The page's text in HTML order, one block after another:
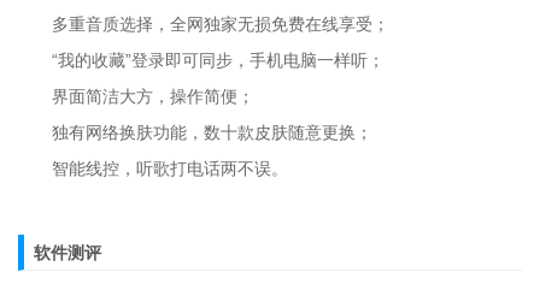
多重音质选择，全网独家无损免费在线享受；
“我的收藏”登录即可同步，手机电脑一样听；
界面简洁大方，操作简便；
独有网络换肤功能，数十款皮肤随意更换；
智能线控，听歌打电话两不误。
软件测评